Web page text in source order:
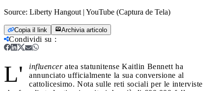
Source: Liberty Hangout | YouTube (Captura de Tela)
Copia il link Archivia articolo
Condividi su :
L' influenceratea statunitense Kaitlin Bennett ha
annunciato ufficialmente la sua conversione al
cattolicesimo. Nota sulle reti sociali per le interviste